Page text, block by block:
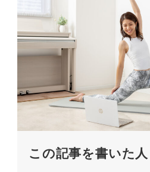
この記事を書いた人